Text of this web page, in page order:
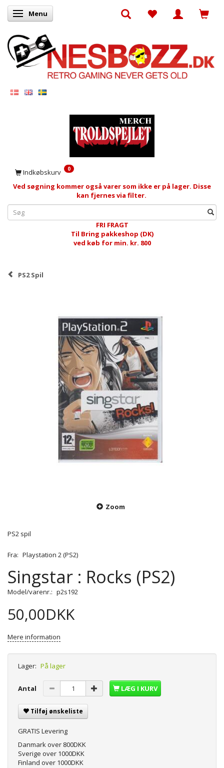
Skifte navigation
Menu
Indkøbskurv 0
Ved søgning kommer også varer som ikke er på lager. Disse
kan fjernes via filter.
FRI FRAGT
Til Bring pakkeshop (DK)
ved køb for min. kr. 800
PS2 Spil
Zoom
PS2 spil
Fra: Playstation 2 (PS2)
Singstar : Rocks (PS2)
Model/varenr.: p2s192
50,00DKK
Mere information
Lager: På lager
Antal LÆG I KURV
Tilføj ønskeliste
GRATIS Levering
Danmark over 800DKK
Sverige over 1000DKK
Finland over 1000DKK